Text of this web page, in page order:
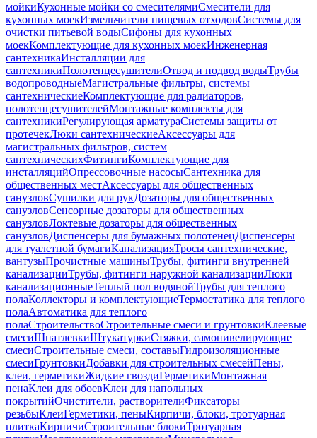
мойкиКухонные мойки со смесителямиСмесители для
кухонных моекИзмельчители пищевых отходовСистемы для
очистки питьевой водыСифоны для кухонных
моекКомплектующие для кухонных моекИнженерная
сантехникаИнсталляции для
сантехникиПолотенцесушителиОтвод и подвод водыТрубы
водопроводныеМагистральные фильтры, системы
сантехническиеКомплектующие для радиаторов,
полотенцесушителейМонтажные комплекты для
сантехникиРегулирующая арматураСистемы защиты от
протечекЛюки сантехническиеАксессуары для
магистральных фильтров, систем
сантехническихФитингиКомплектующие для
инсталляцийОпрессовочные насосыСантехника для
общественных местАксессуары для общественных
санузловСушилки для рукДозаторы для общественных
санузловСенсорные дозаторы для общественных
санузловЛоктевые дозаторы для общественных
санузловДиспенсеры для бумажных полотенецДиспенсеры
для туалетной бумагиКанализацияТросы сантехнические,
вантузыПрочистные машиныТрубы, фитинги внутренней
канализацииТрубы, фитинги наружной канализацииЛюки
канализационныеТеплый пол водянойТрубы для теплого
полаКоллекторы и комплектующиеТермостатика для теплого
полаАвтоматика для теплого
полаСтроительствоСтроительные смеси и грунтовкиКлеевые
смесиШпатлевкиШтукатуркиСтяжки, самонивелирующие
смесиСтроительные смеси, составыГидроизоляционные
смесиГрунтовкиДобавки для строительных смесейПены,
клеи, герметикиЖидкие гвоздиГерметикиМонтажная
пенаКлеи для обоевКлеи для напольных
покрытийОчистители, растворителиФиксаторы
резьбыКлеиГерметики, пеныКирпичи, блоки, тротуарная
плиткаКирпичиСтроительные блокиТротуарная